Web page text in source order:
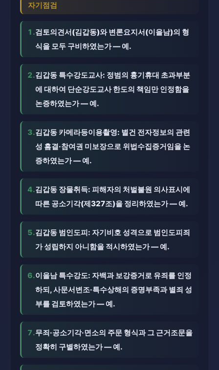
자기점검
1.검토의견서(김갑동)와 변론요지서(이을남)의 형
식을 모두 구비하였는가 — 예.
2.김갑동 특수강도교사: 정범의 흉기휴대 초과부분
에 대하여 단순강도교사 한도의 책임만 인정함을
논증하였는가 — 예.
3.김갑동 카메라등이용촬영: 별건 전자정보의 관련
성 흠결·참여권 미보장으로 위법수집증거임을 논
증하였는가 — 예.
4.김갑동 장물취득: 피해자의 처벌불원 의사표시에
따른 공소기각(제327조)을 정리하였는가 — 예.
5.김갑동 범인도피: 자기비호 성격으로 범인도피죄
가 성립하지 아니함을 적시하였는가 — 예.
6.이을남 특수강도: 자백과 보강증거로 유죄를 인정
하되, 사문서변조·특수상해의 증명부족과 별죄 성
부를 검토하였는가 — 예.
7.무죄·공소기각·면소의 주문 형식과 그 근거조문을
정확히 구별하였는가 — 예.